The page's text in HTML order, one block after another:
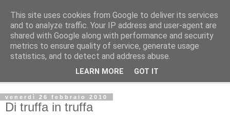
Avvenire dei Lavoratori
PERISCOPIO
venerdì 26 febbraio 2010
Di truffa in truffa
This site uses cookies from Google to deliver its services
and to analyze traffic. Your IP address and user-agent are
shared with Google along with performance and security
metrics to ensure quality of service, generate usage
statistics, and to detect and address abuse.
LEARN MORE GOT IT